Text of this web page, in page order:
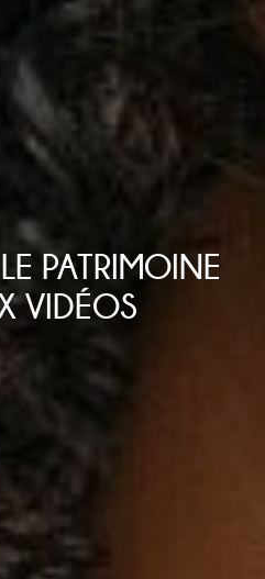
PATRIMOINE
VIDÉOS